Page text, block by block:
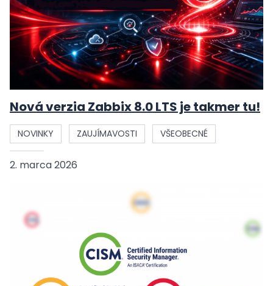
Nová verzia Zabbix 8.0 LTS je takmer tu!
NOVINKY ZAUJÍMAVOSTI VŠEOBECNÉ
2. marca 2026